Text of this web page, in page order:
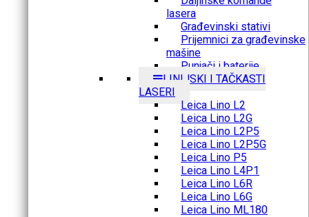
lasera
Građevinski stativi
Prijemnici za građevinske
mašine
Punjači i baterije
LINIJSKI I TAČKASTI
LASERI
Leica Lino L2
Leica Lino L2G
Leica Lino L2P5
Leica Lino L2P5G
Leica Lino P5
Leica Lino L4P1
Leica Lino L6R
Leica Lino L6G
Leica Lino ML180